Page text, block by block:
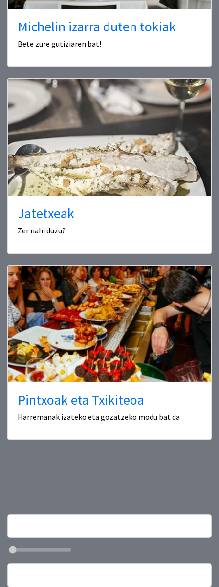
Michelin izarra duten tokiak
Bete zure gutiziaren bat!
Jatetxeak
Zer nahi duzu?
Pintxoak eta Txikiteoa
Harremanak izateko eta gozatzeko modu bat da